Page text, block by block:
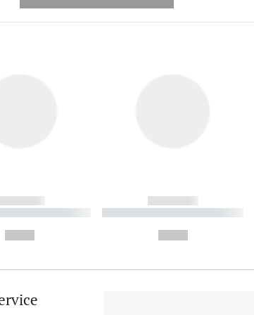
----------
------------
----------- ----------- ----------